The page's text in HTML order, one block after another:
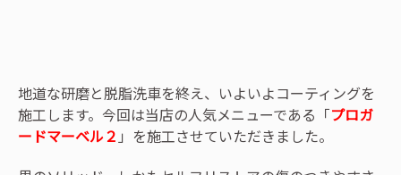
地道な研磨と脱脂洗車を終え、いよいよコーティングを
施工します。今回は当店の人気メニューである「プロガ
ードマーベル２ 」を施工させていただきました。